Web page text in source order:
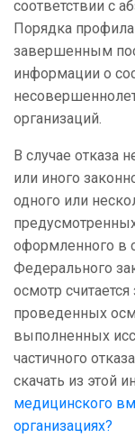
соответствии с
Порядка
завершенным
информации о
организаций.
В случае отказа
или иного
одного или
оформленного в
Федерального
осмотр
проведенных
выполненных
частичного
скачать из этой
медицинского
организациях?